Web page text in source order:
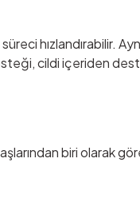
hızlandırabilir.
cildi içeriden
biri olarak